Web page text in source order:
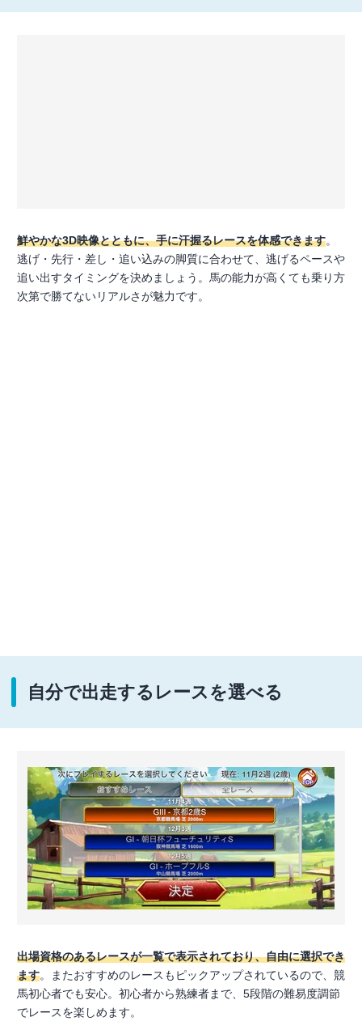
鮮やかな3D映像とともに、手に汗握るレースを体感できます。
逃げ・先行・差し・追い込みの脚質に合わせて、逃げるペースや
追い出すタイミングを決めましょう。馬の能力が高くても乗り方
次第で勝てないリアルさが魅力です。
自分で出走するレースを選べる
出場資格のあるレースが一覧で表示されており、自由に選択でき
ます。またおすすめのレースもピックアップされているので、競
馬初心者でも安心。初心者から熟練者まで、5段階の難易度調節
でレースを楽しめます。